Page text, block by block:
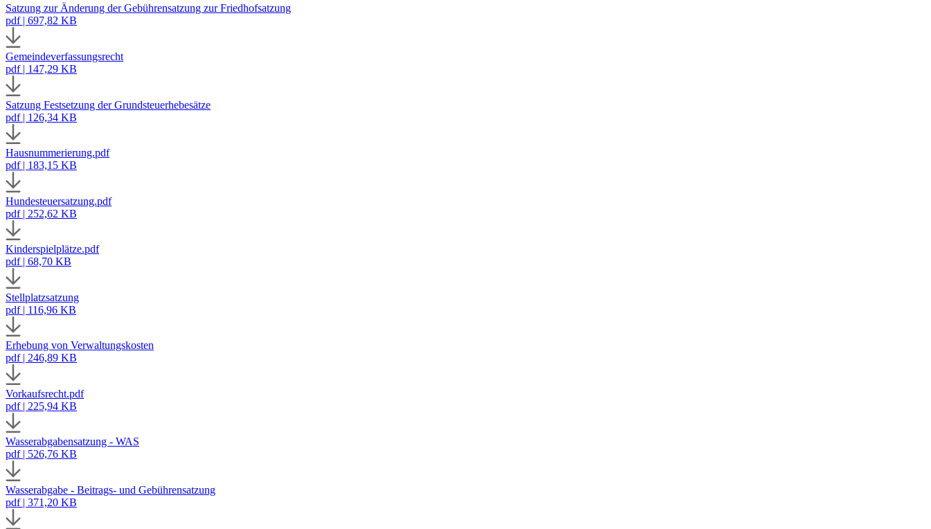
Satzung zur Änderung der Gebührensatzung zur Friedhofsatzung
pdf | 697,82 KB
Gemeindeverfassungsrecht
pdf | 147,29 KB
Satzung Festsetzung der Grundsteuerhebesätze
pdf | 126,34 KB
Hausnummerierung.pdf
pdf | 183,15 KB
Hundesteuersatzung.pdf
pdf | 252,62 KB
Kinderspielplätze.pdf
pdf | 68,70 KB
Stellplatzsatzung
pdf | 116,96 KB
Erhebung von Verwaltungskosten
pdf | 246,89 KB
Vorkaufsrecht.pdf
pdf | 225,94 KB
Wasserabgabensatzung - WAS
pdf | 526,76 KB
Wasserabgabe - Beitrags- und Gebührensatzung
pdf | 371,20 KB